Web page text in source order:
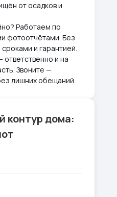
от осадков и
Работаем по
фотоотчётами. Без
и гарантией.
и на
Звоните —
лишних обещаний.
контур дома: